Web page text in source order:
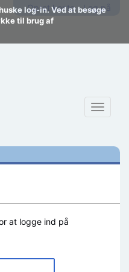
log-in. Ved at besøge
til brug af
Opret konto Log på
Toggle
at logge ind på